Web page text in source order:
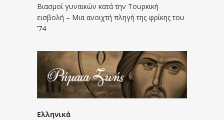
Βιασμοί γυναικών κατά την Τουρκική
εισβολή – Μια ανοιχτή πληγή της φρίκης του
’74
Ελληνικά